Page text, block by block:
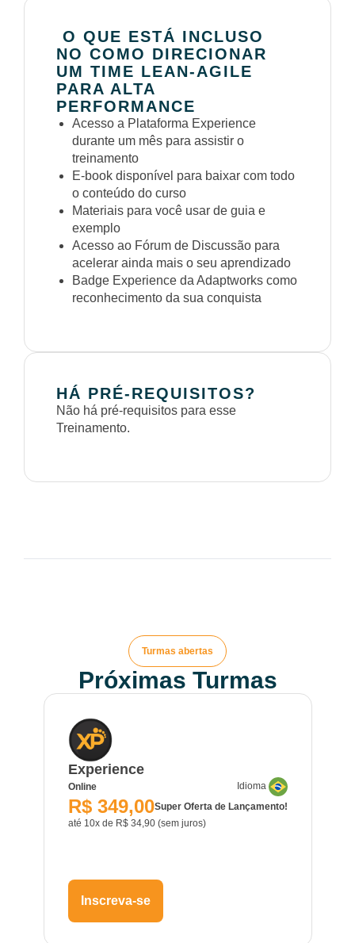
O QUE ESTÁ INCLUSO
NO COMO DIRECIONAR
UM TIME LEAN-AGILE
PARA ALTA
PERFORMANCE
Acesso a Plataforma Experience
durante um mês para assistir o
treinamento
E-book disponível para baixar com todo
o conteúdo do curso
Materiais para você usar de guia e
exemplo
Acesso ao Fórum de Discussão para
acelerar ainda mais o seu aprendizado
Badge Experience da Adaptworks como
reconhecimento da sua conquista
HÁ PRÉ-REQUISITOS?
Não há pré-requisitos para esse
Treinamento.
Turmas abertas
Próximas Turmas
Experience
Online Idioma
R$ 349,00Super Oferta de Lançamento!
até 10x de R$ 34,90 (sem juros)
Inscreva-se